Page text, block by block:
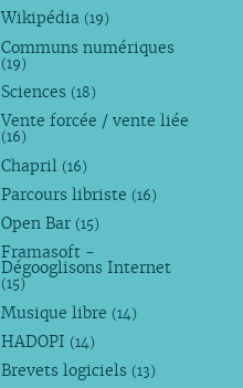
Wikipédia (19)
Communs numériques
(19)
Sciences (18)
Vente forcée / vente liée
(16)
Chapril (16)
Parcours libriste (16)
Open Bar (15)
Framasoft -
Dégooglisons Internet
(15)
Musique libre (14)
HADOPI (14)
Brevets logiciels (13)